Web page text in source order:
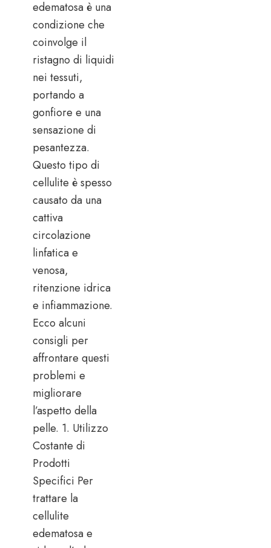
edematosa è una
condizione che
coinvolge il
ristagno di liquidi
nei tessuti,
portando a
gonfiore e una
sensazione di
pesantezza.
Questo tipo di
cellulite è spesso
causato da una
cattiva
circolazione
linfatica e
venosa,
ritenzione idrica
e infiammazione.
Ecco alcuni
consigli per
affrontare questi
problemi e
migliorare
l’aspetto della
pelle. 1. Utilizzo
Costante di
Prodotti
Specifici Per
trattare la
cellulite
edematosa e